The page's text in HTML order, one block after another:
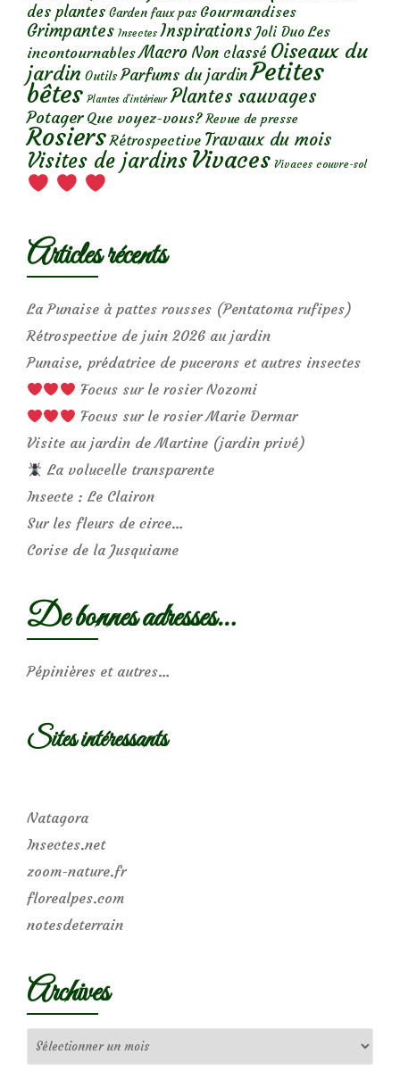
des plantes Garden faux pas Gourmandises
Grimpantes Insectes Inspirations Joli Duo Les
incontournables Macro Non classé Oiseaux du
jardin Outils Parfums du jardinPetites
bêtes Plantes d’intérieur Plantes sauvages
Potager Que voyez-vous? Revue de presse
Rosiers Rétrospective Travaux du mois
Visites de jardins Vivaces Vivaces couvre-sol
Articles récents
La Punaise à pattes rousses (Pentatoma rufipes)
Rétrospective de juin 2026 au jardin
Punaise, prédatrice de pucerons et autres insectes
Focus sur le rosier Nozomi
Focus sur le rosier Marie Dermar
Visite au jardin de Martine (jardin privé)
La volucelle transparente
Insecte : Le Clairon
Sur les fleurs de circe…
Corise de la Jusquiame
De bonnes adresses…
Pépinières et autres…
Sites intéressants
Natagora
Insectes.net
zoom-nature.fr
florealpes.com
notesdeterrain
Archives